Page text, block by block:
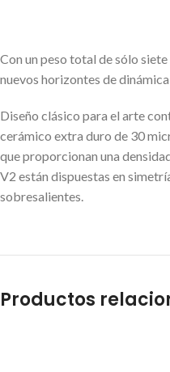
Con un peso total de sólo
nuevos horizontes de
Diseño clásico para el arte
cerámico extra duro de 30
que proporcionan una
V2 están dispuestas en
sobresalientes.
Productos